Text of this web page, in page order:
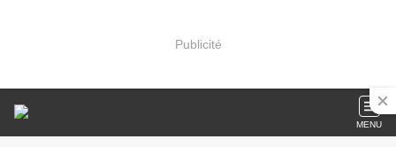
Publicité
MENU